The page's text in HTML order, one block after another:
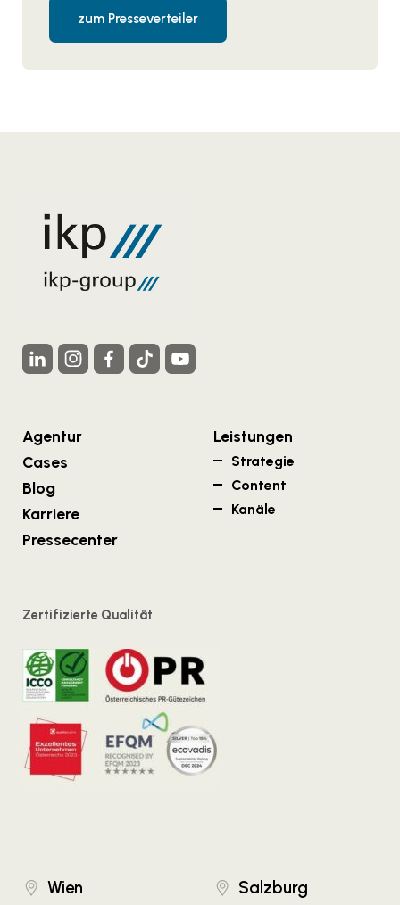
zum Presseverteiler
Agentur
Cases
Blog
Karriere
Pressecenter
Leistungen
Strategie
Content
Kanäle
Zertifizierte Qualität
Wien Salzburg